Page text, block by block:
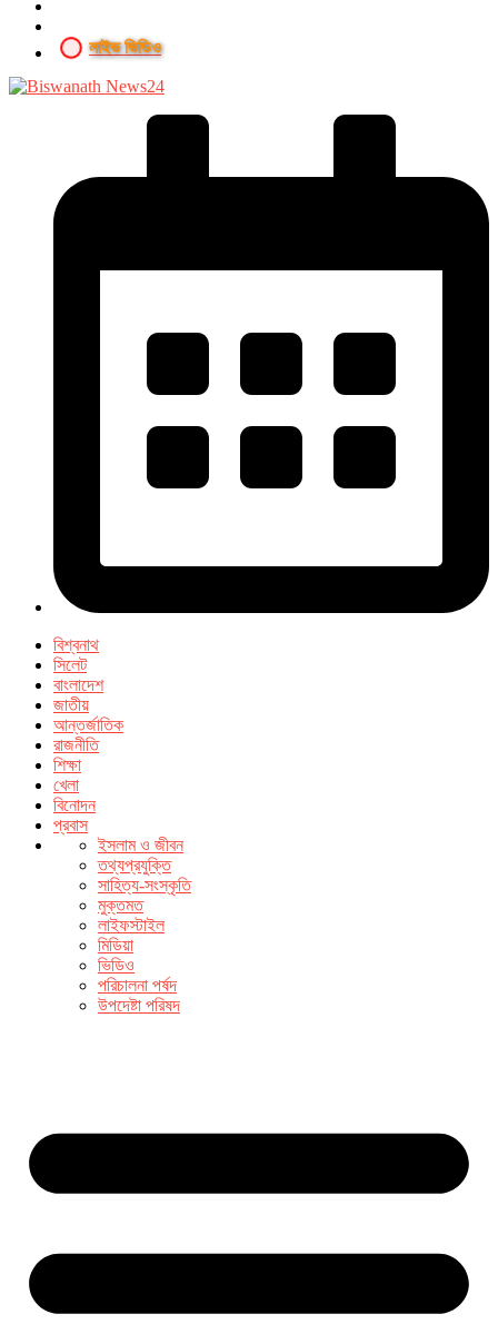
লাইভ ভিডিও
বিশ্বনাথ
সিলেট
বাংলাদেশ
জাতীয়
আন্তর্জাতিক
রাজনীতি
শিক্ষা
খেলা
বিনোদন
প্রবাস
ইসলাম ও জীবন
তথ্যপ্রযুক্তি
সাহিত্য-সংস্কৃতি
মুক্তমত
লাইফস্টাইল
মিডিয়া
ভিডিও
পরিচালনা পর্ষদ
উপদেষ্টা পরিষদ